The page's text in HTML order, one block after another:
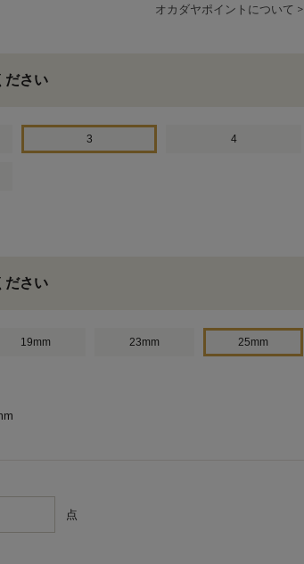
オカダヤポイントについて >
ださい
3 4
ださい
19mm 23mm 25mm
点